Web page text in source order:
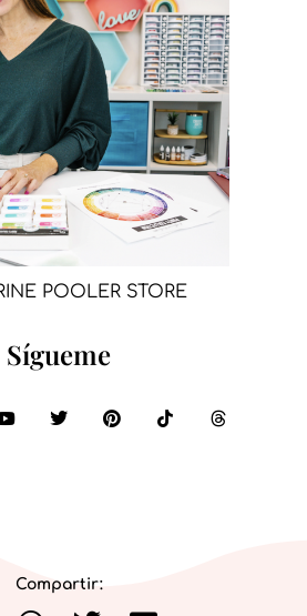
POOLER STORE
Sígueme
Compartir: